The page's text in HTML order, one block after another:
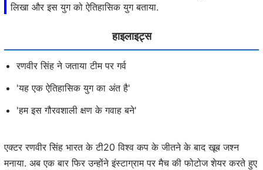
लिखा और इस युग को ऐतिहासिक युग बताया.
हाइलाइट्स
रणवीर सिंह ने जताया टीम पर गर्व
'यह एक ऐतिहासिक युग का अंत है'
'हम इस गौरवशाली क्षण के गवाह बने'
एक्टर रणवीर सिंह भारत के टी20 विश्व कप के जीतने के बाद खूब जश्न
मनाया. अब एक बार फिर उन्होंने इंस्टाग्राम पर मैच की फोटोज शेयर करते हुए